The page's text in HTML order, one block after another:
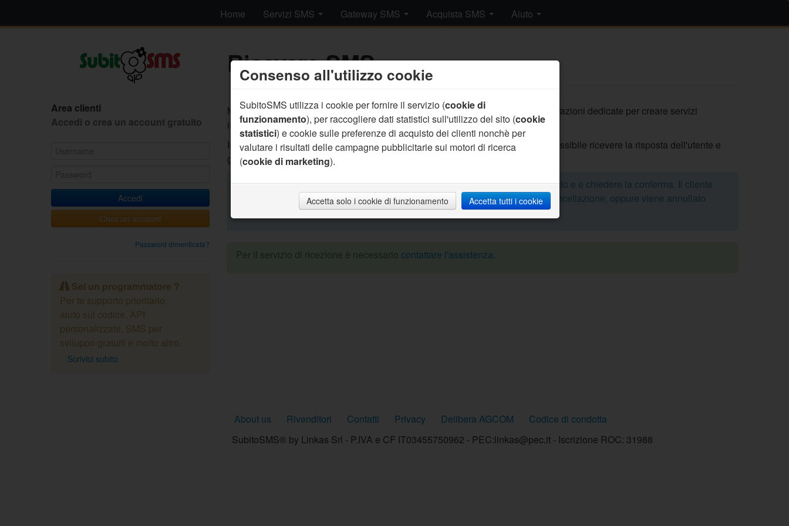
Home Servizi SMS Gateway SMS Acquista SMS Aiuto
Area clienti
Accedi o crea un account gratuito
Accedi
Crea un account
Password dimenticata?
Sei un programmatore ?
Per te supporto prioritario,
aiuto sul codice, API
personalizzate, SMS per
sviluppo gratuiti e molto altro.
Scrivici subito
Consenso all'utilizzo cookie
SubitoSMS utilizza i cookie per fornire il servizio (cookie di
funzionamento), per raccogliere dati statistici sull'utilizzo del sito (cookie
statistici) e cookie sulle preferenze di acquisto dei clienti nonchè per
valutare i risultati delle campagne pubblicitarie sui motori di ricerca
(cookie di marketing).
Accetta solo i cookie di funzionamento Accetta tutti i cookie
Ricevere SMS
Mettiamo a disposizione dei nostri clienti la possibilità di ricevere SMS su numerazioni dedicate per creare servizi
interattivi.
Inviando un messaggio (col gateway di invio), tramite il sistema di ricezione è possibile ricevere la risposta dell'utente e
gestirla in modo automatico.
EsempioLo studio medico invia un SMS al cliente per ricordare l'appuntamento e e chiedere la conferma. Il cliente
risponde 'CANCELLA' ed il CUP dello studio medico viene informato della cancellazione, oppure viene annullato
l'appuntamento direttamente nel gestionale di studio.
Per il servizio di ricezione è necessario contattare l'assistenza.
About us Rivenditori Contatti Privacy Delibera AGCOM
Codice di condotta
SubitoSMS® by Linkas Srl - P.IVA e CF IT03455750962 - PEC:linkas@pec.it - Iscrizione ROC: 31988